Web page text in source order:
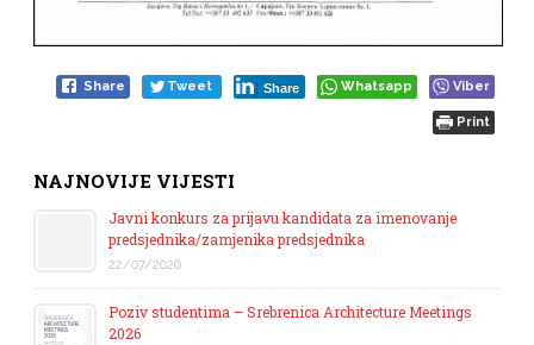
Share Tweet Share Whatsapp Viber
Print
NAJNOVIJE VIJESTI
Javni konkurs za prijavu kandidata za imenovanje
predsjednika/zamjenika predsjednika
22/07/2026
Poziv studentima – Srebrenica Architecture Meetings
2026